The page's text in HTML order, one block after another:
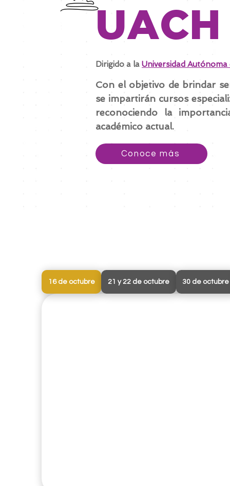
UACH
Dirigido a la Universidad Autónoma
Con el objetivo de brindar
se impartirán cursos
reconociendo la
académico actual.
Conoce más
16 de octubre 21 y 22 de octubre 30 de octubre